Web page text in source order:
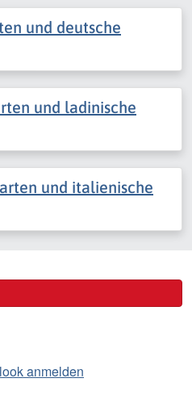
und deutsche
und ladinische
und italienische
anmelden